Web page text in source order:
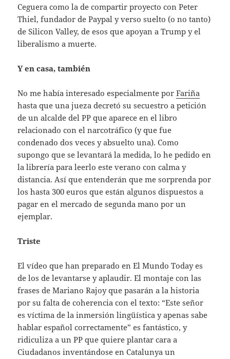
Ceguera como la de compartir proyecto con Peter
Thiel, fundador de Paypal y verso suelto (o no tanto)
de Silicon Valley, de esos que apoyan a Trump y el
liberalismo a muerte.
Y en casa, también
No me había interesado especialmente porFariña
hasta que una jueza decretó su secuestro a petición
de un alcalde del PP que aparece en el libro
relacionado con el narcotráfico (y que fue
condenado dos veces y absuelto una). Como
supongo que se levantará la medida, lo he pedido en
la librería para leerlo este verano con calma y
distancia. Así que entenderán que me sorprenda por
los hasta 300 euros que están algunos dispuestos a
pagar en el mercado de segunda mano por un
ejemplar.
Triste
El vídeo que han preparado en El Mundo Today es
de los de levantarse y aplaudir. El montaje con las
frases de Mariano Rajoy que pasarán a la historia
por su falta de coherencia con el texto: “Este señor
es víctima de la inmersión lingüística y apenas sabe
hablar español correctamente” es fantástico, y
ridiculiza a un PP que quiere plantar cara a
Ciudadanos inventándose en Catalunya un